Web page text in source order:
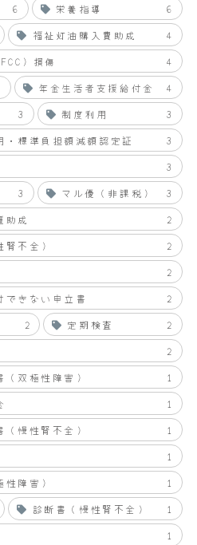
6 栄養指導
6
福祉灯油購入費助成
4
）損傷
4
年金生活者支援給付金
4
3 制度利用
3
標準負担額減額認定証
3
3
3 マル優（非課税）
3
助成
2
不全）
2
2
できない申立書
2
2 定期検査
2
2
双極性障害）
1
1
慢性腎不全）
1
1
障害）
1
診断書（慢性腎不全）
1
1